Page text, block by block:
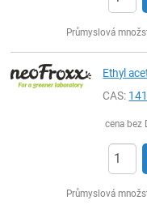
Průmyslová
Ethyl
CAS:
cena bez
Průmyslová